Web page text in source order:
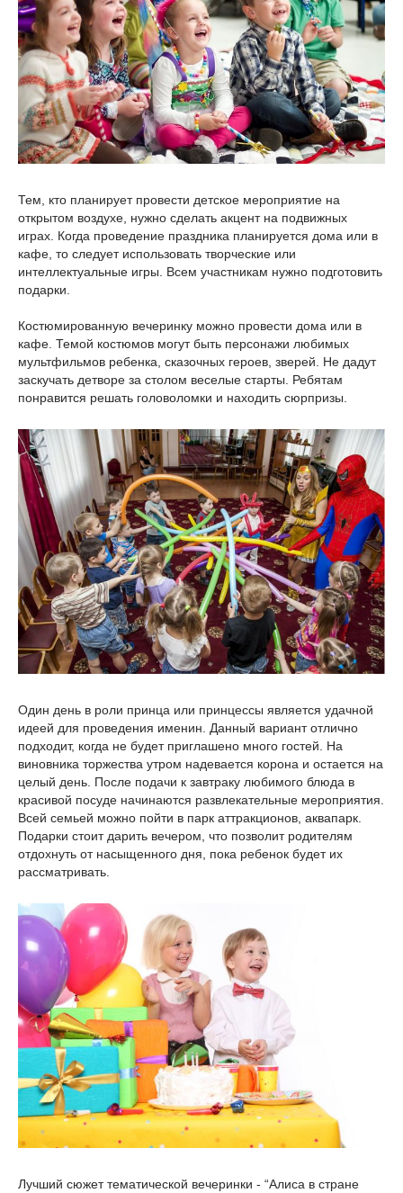
Тем, кто планирует провести детское мероприятие на
открытом воздухе, нужно сделать акцент на подвижных
играх. Когда проведение праздника планируется дома или в
кафе, то следует использовать творческие или
интеллектуальные игры. Всем участникам нужно подготовить
подарки.
Костюмированную вечеринку можно провести дома или в
кафе. Темой костюмов могут быть персонажи любимых
мультфильмов ребенка, сказочных героев, зверей. Не дадут
заскучать детворе за столом веселые старты. Ребятам
понравится решать головоломки и находить сюрпризы.
Один день в роли принца или принцессы является удачной
идеей для проведения именин. Данный вариант отлично
подходит, когда не будет приглашено много гостей. На
виновника торжества утром надевается корона и остается на
целый день. После подачи к завтраку любимого блюда в
красивой посуде начинаются развлекательные мероприятия.
Всей семьей можно пойти в парк аттракционов, аквапарк.
Подарки стоит дарить вечером, что позволит родителям
отдохнуть от насыщенного дня, пока ребенок будет их
рассматривать.
Лучший сюжет тематической вечеринки - “Алиса в стране